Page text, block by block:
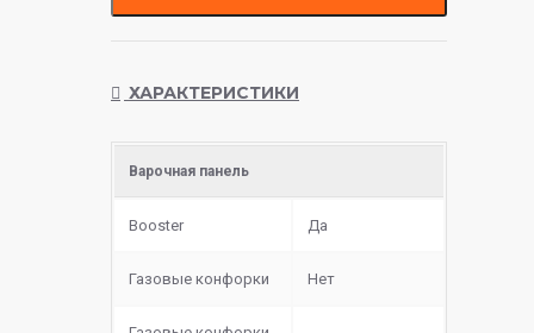
ХАРАКТЕРИСТИКИ
Варочная панель
Booster Да
Газовые конфорки Нет